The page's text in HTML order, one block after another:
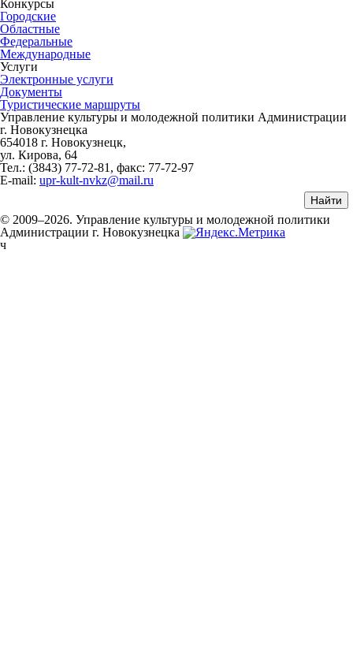
Конкурсы
Городские
Областные
Федеральные
Международные
Услуги
Электронные услуги
Документы
Туристические маршруты
Управление культуры и молодежной политики Администрации
г. Новокузнецка
654018 г. Новокузнецк,
ул. Кирова, 64
Тел.: (3843) 77-72-81 , факс: 77-72-97
E-mail: upr-kult-nvkz@mail.ru
© 2009–2026. Управление культуры и молодежной политики
Администрации г. Новокузнецка
ч